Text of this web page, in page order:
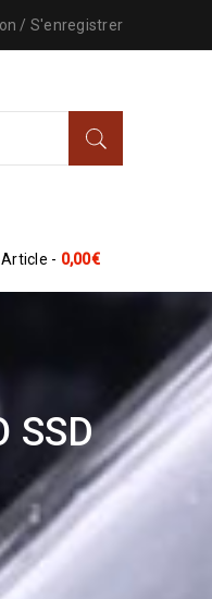
/ S'enregistrer
- 0,00€
SSD